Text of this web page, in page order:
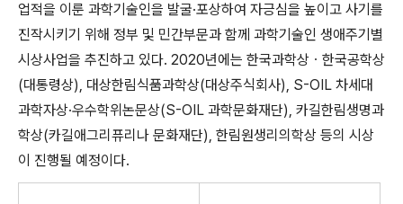
업적을 이룬 과학기술인을 발굴·포상하여 자긍심을 높이고 사기를
진작시키기 위해 정부 및 민간부문과 함께 과학기술인 생애주기별
시상사업을 추진하고 있다. 2020년에는 한국과학상 ㆍ 한국공학상
(대통령상), 대상한림식품과학상(대상주식회사), S-OIL 차세대
과학자상·우수학위논문상(S-OIL 과학문화재단), 카길한림생명과
학상(카길애그리퓨리나 문화재단), 한림원생리의학상 등의 시상
이 진행될 예정이다.